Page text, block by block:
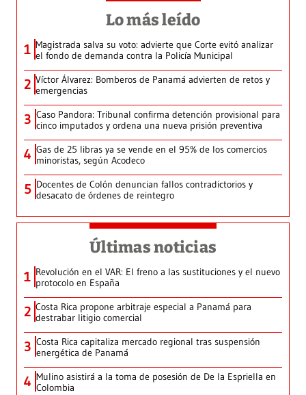
Lo más leído
1 Magistrada salva su voto: advierte que Corte evitó analizar
el fondo de demanda contra la Policía Municipal
2 Víctor Álvarez: Bomberos de Panamá advierten de retos y
emergencias
3 Caso Pandora: Tribunal confirma detención provisional para
cinco imputados y ordena una nueva prisión preventiva
4 Gas de 25 libras ya se vende en el 95% de los comercios
minoristas, según Acodeco
5 Docentes de Colón denuncian fallos contradictorios y
desacato de órdenes de reintegro
Últimas noticias
1 Revolución en el VAR: El freno a las sustituciones y el nuevo
protocolo en España
2 Costa Rica propone arbitraje especial a Panamá para
destrabar litigio comercial
3 Costa Rica capitaliza mercado regional tras suspensión
energética de Panamá
4 Mulino asistirá a la toma de posesión de De la Espriella en
Colombia